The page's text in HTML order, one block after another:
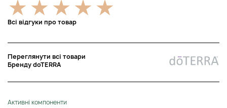
Всі відгуки про товар
Переглянути всі товари
Бренду doTERRA
Активні компоненти